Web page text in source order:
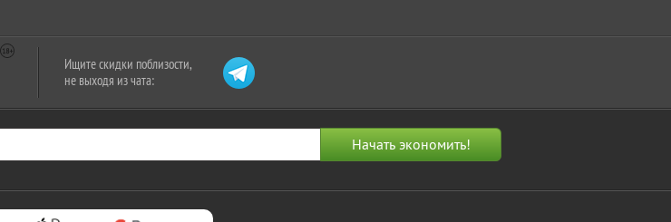
Ищите скидки поблизости,
не выходя из чата: